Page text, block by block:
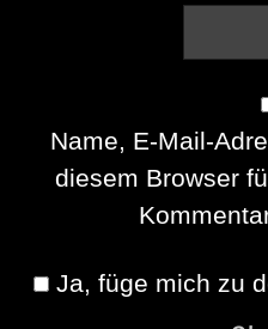
Name, E-Mail-
diesem Browser
Ja, füge mich zu